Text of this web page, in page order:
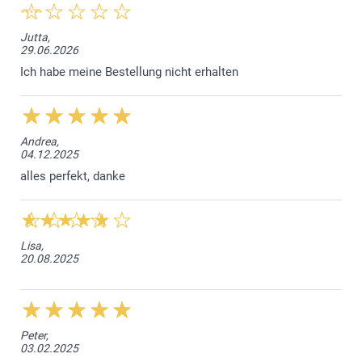
Jutta,
29.06.2026
Ich habe meine Bestellung nicht erhalten
Andrea,
04.12.2025
alles perfekt, danke
Lisa,
20.08.2025
Peter,
03.02.2025